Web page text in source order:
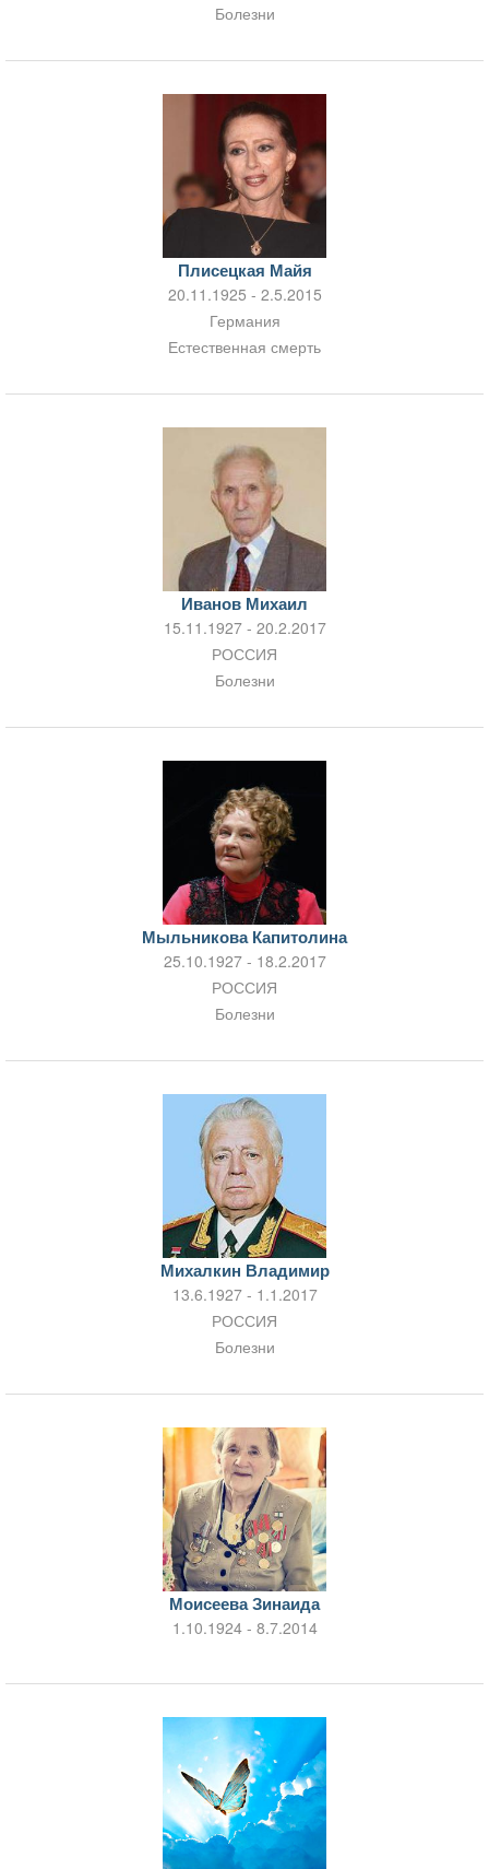
Болезни
Плисецкая Майя
20.11.1925 - 2.5.2015
Германия
Естественная смерть
Иванов Михаил
15.11.1927 - 20.2.2017
РОССИЯ
Болезни
Мыльникова Капитолина
25.10.1927 - 18.2.2017
РОССИЯ
Болезни
Михалкин Владимир
13.6.1927 - 1.1.2017
РОССИЯ
Болезни
Моисеева Зинаида
1.10.1924 - 8.7.2014